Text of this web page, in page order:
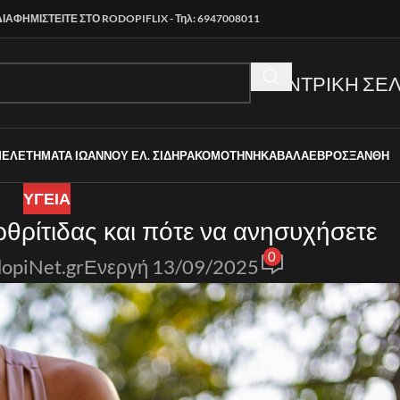
ΣΤΟ RODOPIFLIX - Τηλ: 6947008011
ΚΕΝΤΡΙΚΗ
ΙΩΑΝΝΟΥ ΕΛ. ΣΙΔΗΡΑΚΟΜΟΤΗΝΗΚΑΒΑΛΑΕΒΡΟΣΞΑΝΘΗ
ΥΓΕΙΑ
και πότε να ανησυχήσετε
Ενεργή 13/09/2025 0